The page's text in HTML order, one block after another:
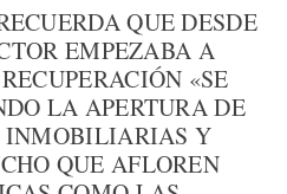
QUE DESDE
EMPEZABA A
«SE
LA APERTURA DE
INMOBILIARIAS Y
QUE AFLOREN